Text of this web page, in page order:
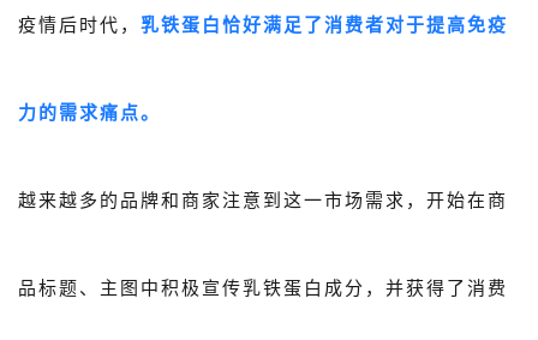
疫情后时代， 乳铁蛋白恰好满足了消费者对于提高免疫
力的需求痛点。
越来越多的品牌和商家注意到这一市场需求，开始在商
品标题、主图中积极宣传乳铁蛋白成分，并获得了消费